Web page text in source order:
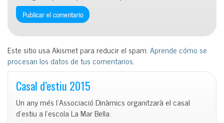
Este sitio usa Akismet para reducir el spam.Aprende cómo se
procesan los datos de tus comentarios.
Casal d’estiu 2015
Un any més l’Associació Dinàmics organitzarà el casal
d’estiu a l’escola La Mar Bella.